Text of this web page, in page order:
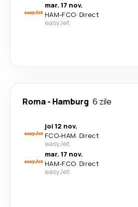
mar. 17 nov.
HAM-FCO· Direct
easyJet
Roma- Hamburg 6 zile
joi 12 nov.
FCO-HAM· Direct
easyJet
mar. 17 nov.
HAM-FCO· Direct
easyJet